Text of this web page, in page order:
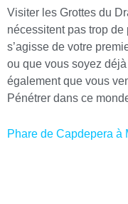
Visiter les Grottes du
nécessitent pas trop de
s’agisse de votre
ou que vous soyez
également que vous
Pénétrer dans ce
Phare de Capdepera à